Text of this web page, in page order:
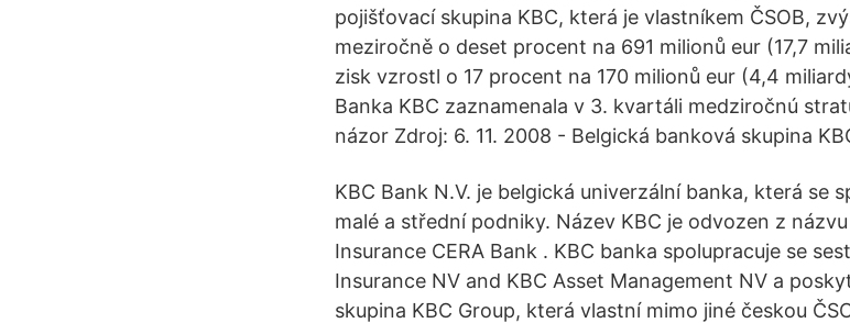
pojišťovací skupina KBC, která je vlastníkem ČSOB,
meziročně o deset procent na 691 milionů eur (17,7
zisk vzrostl o 17 procent na 170 milionů eur (4,4
Banka KBC zaznamenala v 3. kvartáli medziročnú
názor Zdroj: 6. 11. 2008 - Belgická banková skupina
KBC Bank N.V. je belgická univerzální banka, která se
malé a střední podniky. Název KBC je odvozen z
Insurance CERA Bank . KBC banka spolupracuje se
Insurance NV and KBC Asset Management NV a
skupina KBC Group, která vlastní mimo jiné českou